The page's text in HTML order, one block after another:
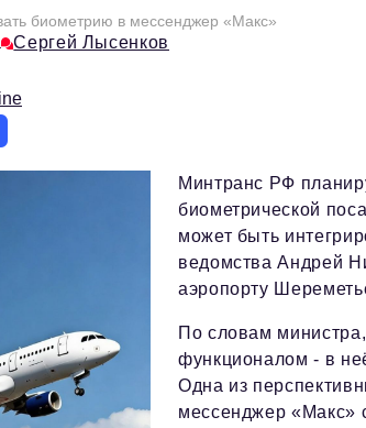
биометрию в мессенджер «Макс»
Сергей Лысенков
Минтранс РФ
биометрической
может быть
ведомства Андрей
аэропорту
По словам
функционалом - в
Одна из
мессенджер «Макс»